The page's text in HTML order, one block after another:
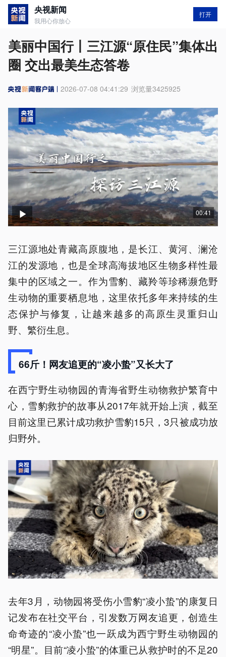
央视新闻
我用心你放心
打开
美丽中国行丨三江源“原住民”集体出
圈 交出最美生态答卷
2026-07-08 04:41:29 浏览量3425925
00:41
三江源地处青藏高原腹地，是长江、黄河、澜沧
江的发源地，也是全球高海拔地区生物多样性最
集中的区域之一。作为雪豹、藏羚等珍稀濒危野
生动物的重要栖息地，这里依托多年来持续的生
态保护与修复，让越来越多的高原生灵重归山
野、繁衍生息。
66斤！网友追更的“凌小蛰”又长大了
在西宁野生动物园的青海省野生动物救护繁育中
心，雪豹救护的故事从2017年就开始上演，截至
目前这里已累计成功救护雪豹15只，3只被成功放
归野外。
去年3月，动物园将受伤小雪豹“凌小蛰”的康复日
记发布在社交平台，引发数万网友追更，创造生
命奇迹的“凌小蛰”也一跃成为西宁野生动物园的
“明星”。目前“凌小蛰”的体重已从救护时的不足20